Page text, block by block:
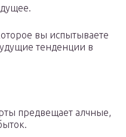
вы испытываете
тенденции в
предвещает алчные,